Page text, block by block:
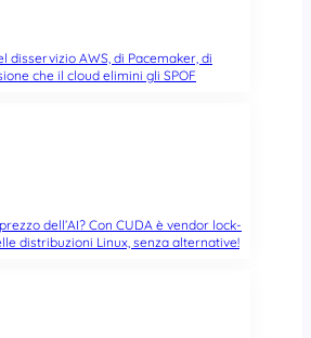
disservizio AWS, di Pacemaker, di
che il cloud elimini gli SPOF
dell’AI? Con CUDA è vendor lock-
distribuzioni Linux, senza alternative!